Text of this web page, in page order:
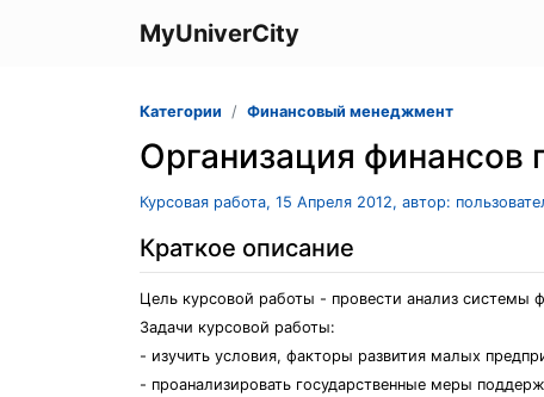
MyUniverCity
Категории Финансовый менеджмент
Организация финансов
Курсовая работа, 15 Апреля 2012, автор:
Краткое описание
Цель курсовой работы - провести анализ системы
Задачи курсовой работы:
- изучить условия, факторы развития малых
- проанализировать государственные меры